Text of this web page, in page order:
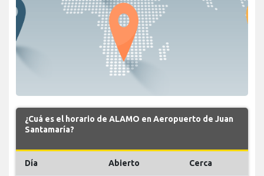
¿Cuá es el horario de ALAMO en Aeropuerto de Juan
Santamaría?
Día Abierto Cerca